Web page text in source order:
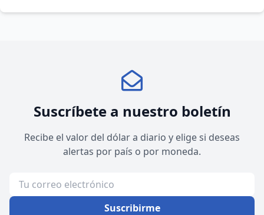
Suscríbete a nuestro boletín
Recibe el valor del dólar a diario y elige si deseas
alertas por país o por moneda.
Suscribirme